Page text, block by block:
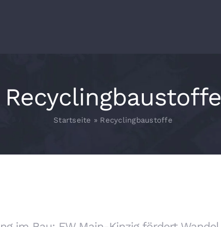
Recyclingbaustoffe
Startseite » Recyclingbaustoffe